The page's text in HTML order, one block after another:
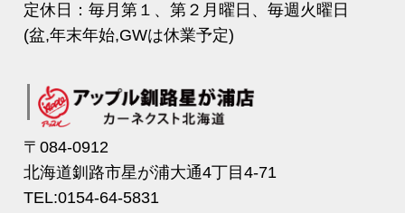
定休日：毎月第１、第２月曜日、毎週火曜日
(盆,年末年始,GWは休業予定)
〒084-0912
北海道釧路市星が浦大通4丁目4-71
TEL:0154-64-5831